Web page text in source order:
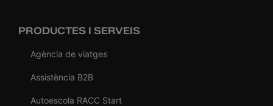
PRODUCTES I SERVEIS
Agència de viatges
Assistència B2B
Autoescola RACC Start